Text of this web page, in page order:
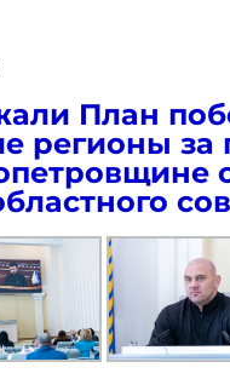
План
регионы